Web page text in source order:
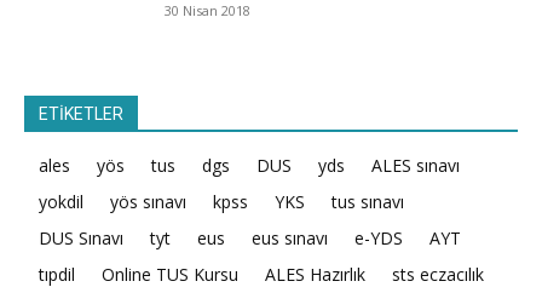
30 Nisan 2018
ETİKETLER
ales yös tus dgs DUS yds
ALES sınavı
yokdil
yös sınavı kpss YKS
tus sınavı
DUS Sınavı
tyt eus eus sınavı e-YDS
AYT
tıpdil
Online TUS Kursu ALES Hazırlık
sts eczacılık